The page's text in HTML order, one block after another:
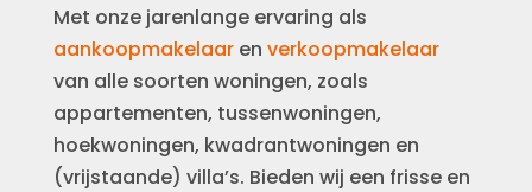
Met onze jarenlange ervaring als
aankoopmakelaaren verkoopmakelaar
van alle soorten woningen, zoals
appartementen, tussenwoningen,
hoekwoningen, kwadrantwoningen en
(vrijstaande) villa’s. Bieden wij een frisse en